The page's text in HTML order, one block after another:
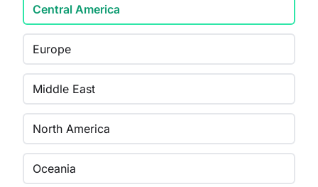
Central America
Europe
Middle East
North America
Oceania